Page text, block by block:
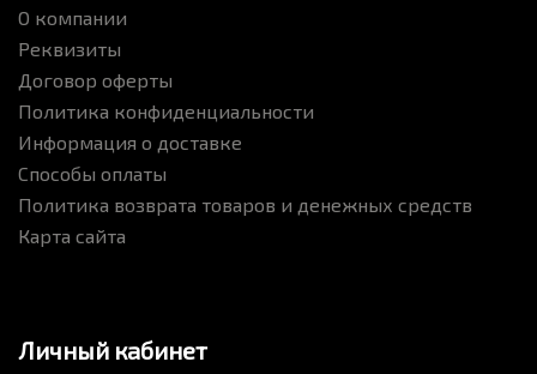
О компании
Реквизиты
Договор оферты
Политика конфиденциальности
Информация о доставке
Способы оплаты
Политика возврата товаров и денежных средств
Карта сайта
Личный кабинет